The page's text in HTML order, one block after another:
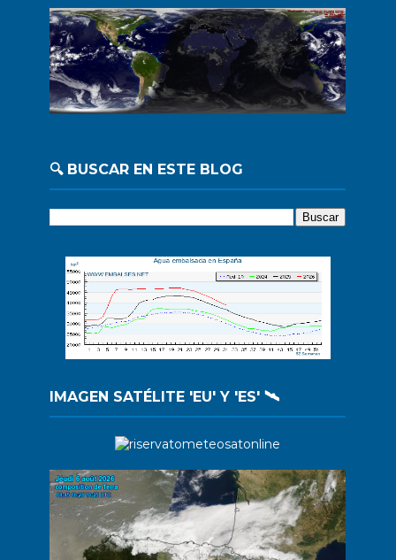
🔍 BUSCAR EN ESTE BLOG
IMAGEN SATÉLITE 'EU' Y 'ES' 🛰️